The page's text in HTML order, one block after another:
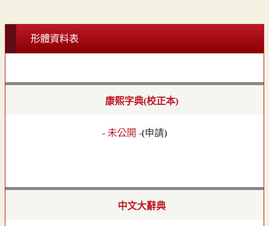
形體資料表
康熙字典(校正本)
- 未公開 -(申請)
中文大辭典